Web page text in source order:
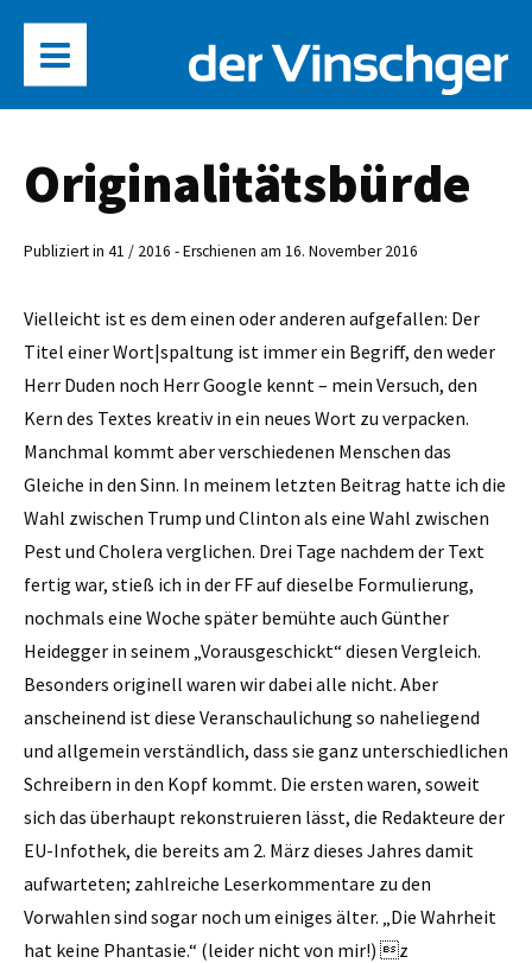
Originalitätsbürde
Publiziert in 41 / 2016 - Erschienen am 16. November 2016
Vielleicht ist es dem einen oder anderen aufgefallen: Der
Titel einer Wort|spaltung ist immer ein Begriff, den weder
Herr Duden noch Herr Google kennt – mein Versuch, den
Kern des Textes kreativ in ein neues Wort zu verpacken.
Manchmal kommt aber verschiedenen Menschen das
Gleiche in den Sinn. In meinem letzten Beitrag hatte ich die
Wahl zwischen Trump und Clinton als eine Wahl zwischen
Pest und Cholera verglichen. Drei Tage nachdem der Text
fertig war, stieß ich in der FF auf dieselbe Formulierung,
nochmals eine Woche später bemühte auch Günther
Heidegger in seinem „Vorausgeschickt“ diesen Vergleich.
Besonders originell waren wir dabei alle nicht. Aber
anscheinend ist diese Veranschaulichung so naheliegend
und allgemein verständlich, dass sie ganz unterschiedlichen
Schreibern in den Kopf kommt. Die ersten waren, soweit
sich das überhaupt rekonstruieren lässt, die Redakteure der
EU-Infothek, die bereits am 2. März dieses Jahres damit
aufwarteten; zahlreiche Leserkommentare zu den
Vorwahlen sind sogar noch um einiges älter. „Die Wahrheit
hat keine Phantasie.“ (leider nicht von mir!) z